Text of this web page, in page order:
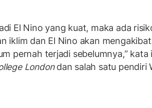
El Nino yang kuat, maka ada
iklim dan El Nino akan
pernah terjadi sebelumnya,” kata
Londondan salah satu pendiri